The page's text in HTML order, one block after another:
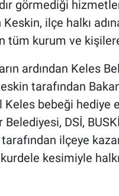
görmediği
ilçe halkı
tüm kurum ve
ardından Keles
tarafından
Keles bebeği hediye
Belediyesi, DSİ,
ilçeye
kurdele kesimiyle